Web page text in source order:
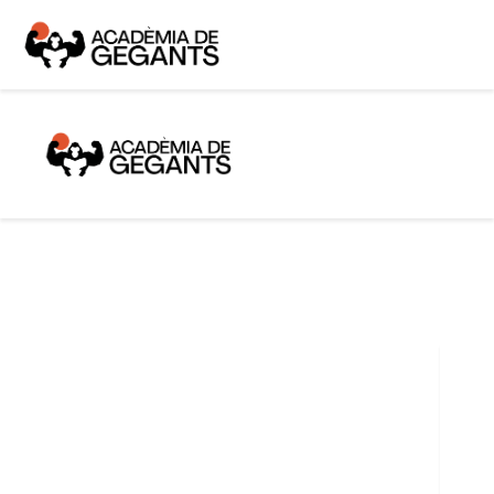
Alpargata Basquet
Tecnicamp
Alpargata Futbol
Gegants Camp